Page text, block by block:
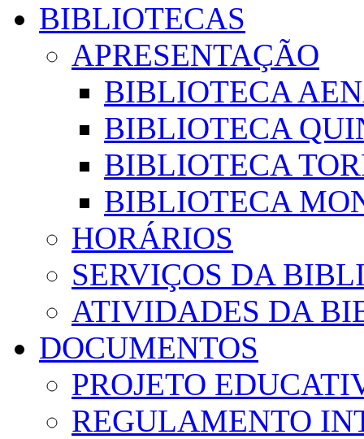
BIBLIOTECAS
APRESENTAÇÃO
BIBLIOTECA
BIBLIOTECA
BIBLIOTECA
BIBLIOTECA
HORÁRIOS
SERVIÇOS DA
ATIVIDADES DA
DOCUMENTOS
PROJETO
REGULAMENTO